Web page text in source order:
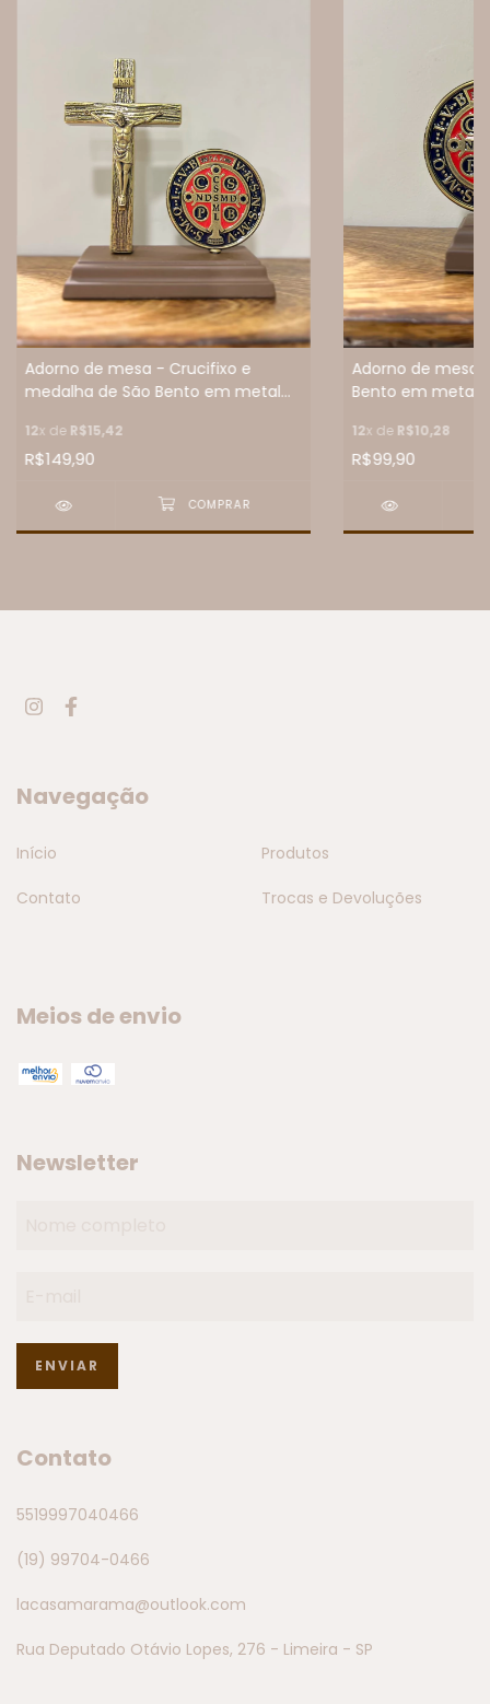
Adorno de mesa - Crucifixo e
medalha de São Bento em metal
12x de R$15,42
R$149,90
Adorno de mesa
Bento em metal
12x de R$10,28
R$99,90
Navegação
Início Produtos
Contato Trocas e Devoluções
Meios de envio
Newsletter
Contato
5519997040466
(19) 99704-0466
lacasamarama@outlook.com
Rua Deputado Otávio Lopes, 276 - Limeira - SP